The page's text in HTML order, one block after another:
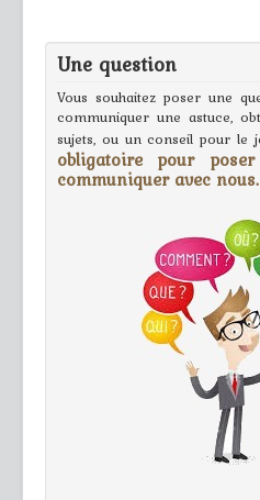
Une question
Vous souhaitez poser une
communiquer une astuce,
sujets, ou un conseil pour le
obligatoire pour
communiquer avec nous.